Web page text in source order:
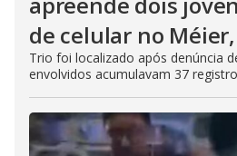
de celular no
Trio foi localizado após denúncia
envolvidos acumulavam 37